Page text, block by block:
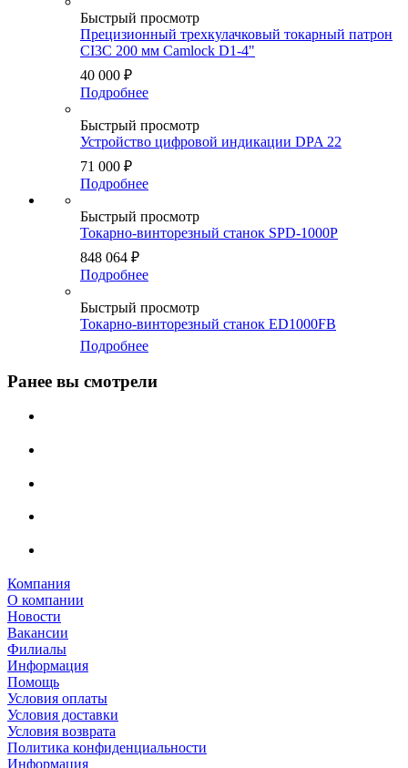
Быстрый просмотр
Прецизионный трехкулачковый токарный патрон
CI3C 200 мм Camlock D1-4"
40 000 ₽
Подробнее
Быстрый просмотр
Устройство цифровой индикации DPA 22
71 000 ₽
Подробнее
Быстрый просмотр
Токарно-винторезный станок SPD-1000P
848 064 ₽
Подробнее
Быстрый просмотр
Токарно-винторезный станок ED1000FB
Подробнее
Ранее вы смотрели
Компания
О компании
Новости
Вакансии
Филиалы
Информация
Помощь
Условия оплаты
Условия доставки
Условия возврата
Политика конфиденциальности
Информация